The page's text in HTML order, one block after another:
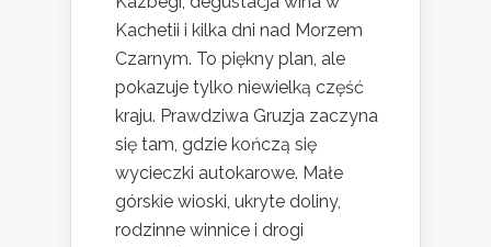
Kachetii i kilka dni nad Morzem
Czarnym. To piękny plan, ale
pokazuje tylko niewielką część
kraju. Prawdziwa Gruzja zaczyna
się tam, gdzie kończą się
wycieczki autokarowe. Małe
górskie wioski, ukryte doliny,
rodzinne winnice i drogi